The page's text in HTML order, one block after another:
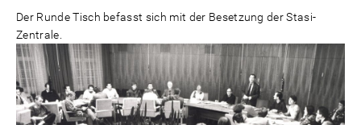
Der Runde Tisch befasst sich mit der Besetzung der Stasi-
Zentrale.